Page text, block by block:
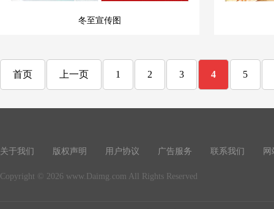
冬至宣传图
首页 上一页 1 2 3 4 5
关于我们 版权声明 用户协议 广告服务 联系我们 网
Copyright © 2026 www.Daimg.com All Rights Reserved